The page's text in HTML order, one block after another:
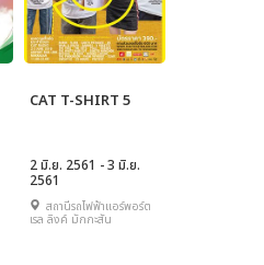
CAT T-SHIRT 5
2 มิ.ย. 2561 - 3 มิ.ย.
2561
สถานีรถไฟฟ้าแอร์พอร์ต
เรล ลิงค์ มักกะสัน